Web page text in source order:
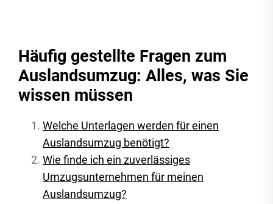
Häufig gestellte Fragen zum
Auslandsumzug: Alles, was Sie
wissen müssen
Welche Unterlagen werden für einen
Auslandsumzug benötigt?
Wie finde ich ein zuverlässiges
Umzugsunternehmen für meinen
Auslandsumzug?